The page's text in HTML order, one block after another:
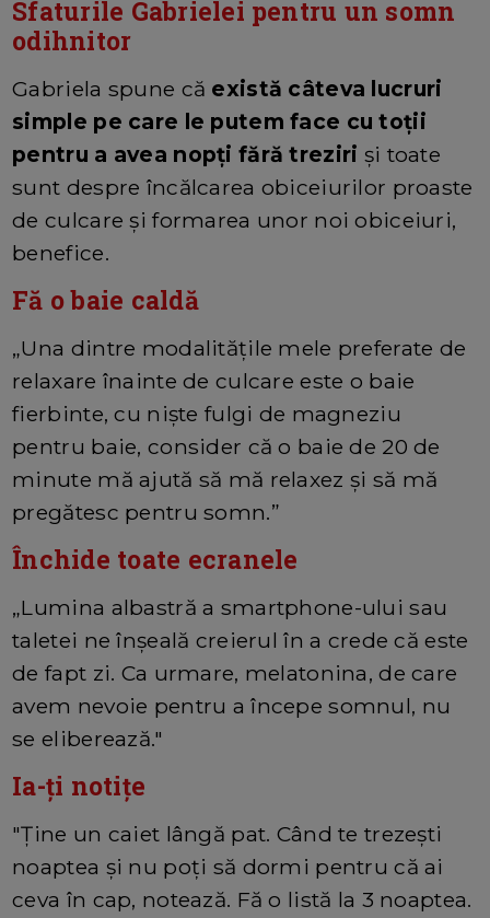
Sfaturile Gabrielei pentru un somn
odihnitor
Gabriela spune că există câteva lucruri
simple pe care le putem face cu toții
pentru a avea nopți fără treziri și toate
sunt despre încălcarea obiceiurilor proaste
de culcare și formarea unor noi obiceiuri,
benefice.
Fă o baie caldă
„Una dintre modalitățile mele preferate de
relaxare înainte de culcare este o baie
fierbinte, cu niște fulgi de magneziu
pentru baie, consider că o baie de 20 de
minute mă ajută să mă relaxez și să mă
pregătesc pentru somn.”
Închide toate ecranele
„Lumina albastră a smartphone-ului sau
taletei ne înșeală creierul în a crede că este
de fapt zi. Ca urmare, melatonina, de care
avem nevoie pentru a începe somnul, nu
se eliberează."
Ia-ți notițe
"Ține un caiet lângă pat. Când te trezești
noaptea și nu poți să dormi pentru că ai
ceva în cap, notează. Fă o listă la 3 noaptea.